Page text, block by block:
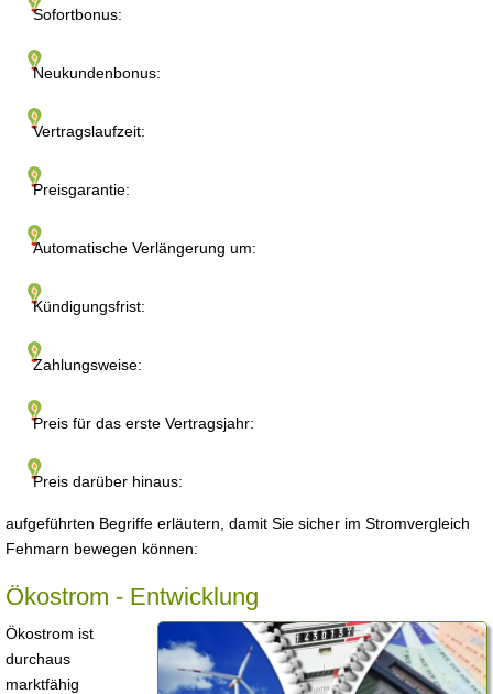
Sofortbonus:
Neukundenbonus:
Vertragslaufzeit:
Preisgarantie:
Automatische Verlängerung um:
Kündigungsfrist:
Zahlungsweise:
Preis für das erste Vertragsjahr:
Preis darüber hinaus:
aufgeführten Begriffe erläutern, damit Sie sicher im Stromvergleich
Fehmarn bewegen können:
Ökostrom - Entwicklung
Ökostrom ist
durchaus
marktfähig